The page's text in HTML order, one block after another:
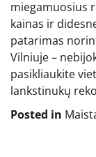
miegamuosius
kainas ir
patarimas
Vilniuje –
pasikliaukite
lankstinukų
Posted in